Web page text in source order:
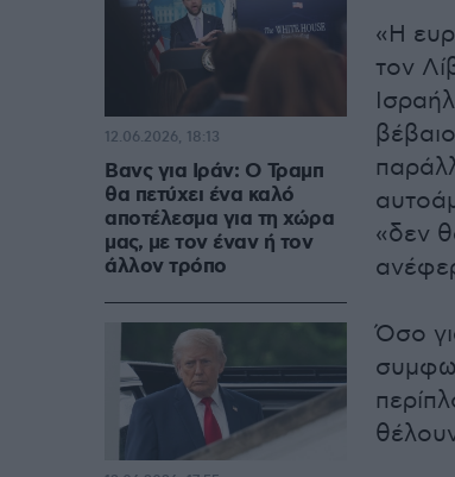
«Η
τον
«δεν
Όσο
Βανς για Ιράν: Ο Τραμπ
θα πετύχει ένα καλό
αποτέλεσμα για τη χώρα
μας, με τον έναν ή τον
άλλον τρόπο
12.06.2026, 18:13